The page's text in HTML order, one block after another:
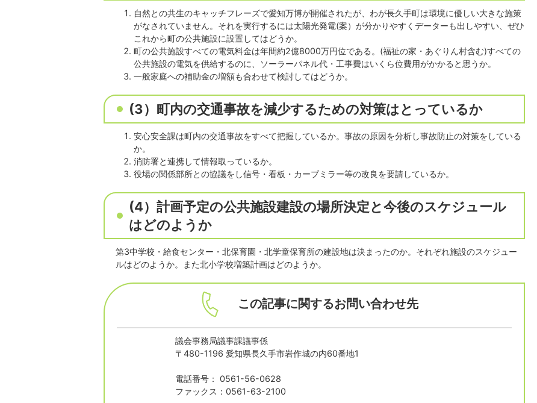
自然との共生のキャッチフレーズで愛知万博が開催されたが、わが長久手町は環境に優しい大きな施策
がなされていません。それを実行するには太陽光発電(案）が分かりやすくデーターも出しやすい、ぜひ
これから町の公共施設に設置してはどうか。
町の公共施設すべての電気料金は年間約2億8000万円位である。(福祉の家・あぐりん村含む)すべての
公共施設の電気を供給するのに、ソーラーパネル代・工事費はいくら位費用がかかると思うか。
一般家庭への補助金の増額も合わせて検討してはどうか。
(3）町内の交通事故を減少するための対策はとっているか
安心安全課は町内の交通事故をすべて把握しているか。事故の原因を分析し事故防止の対策をしている
か。
消防署と連携して情報取っているか。
役場の関係部所との協議をし信号・看板・カーブミラー等の改良を要請しているか。
(4）計画予定の公共施設建設の場所決定と今後のスケジュール
はどのようか
第3中学校・給食センター・北保育園・北学童保育所の建設地は決まったのか。それぞれ施設のスケジュー
ルはどのようか。また北小学校増築計画はどのようか。
この記事に関するお問い合わせ先
議会事務局議事課議事係
〒480-1196 愛知県長久手市岩作城の内60番地1
電話番号： 0561-56-0628
ファックス：0561-63-2100